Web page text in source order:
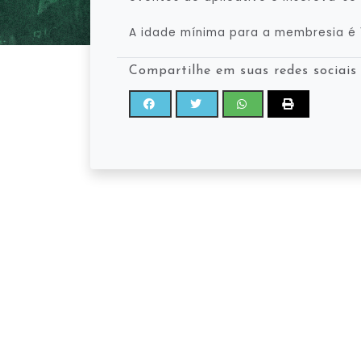
A idade mínima para a membresia é
Compartilhe em suas redes sociais